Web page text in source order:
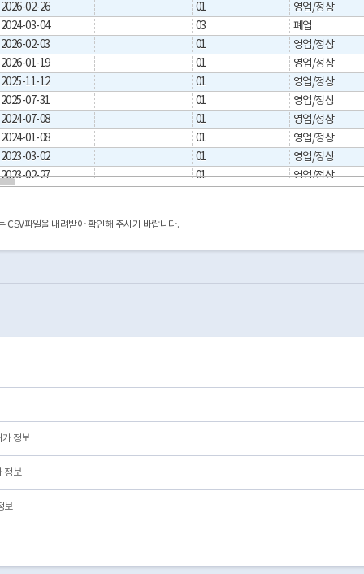
2026-02-26
01
영업/정상
2024-03-04
03
폐업
2026-02-03
01
영업/정상
2026-01-19
01
영업/정상
2025-11-12
01
영업/정상
2025-07-31
01
영업/정상
2024-07-08
01
영업/정상
2024-01-08
01
영업/정상
2023-03-02
01
영업/정상
2023-02-27
01
영업/정상
2022-05-17
01
영업/정상
2022-01-03
2021-12-29
03
폐업
2020-02-12
03
폐업
파일을 내려받아 확인해 주시기 바랍니다.
정보
정보
보